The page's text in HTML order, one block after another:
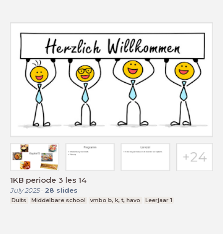
1KB periode 3 les 14
July 2025- 28 slides
Duits Middelbare school vmbo b, k, t, havo Leerjaar 1